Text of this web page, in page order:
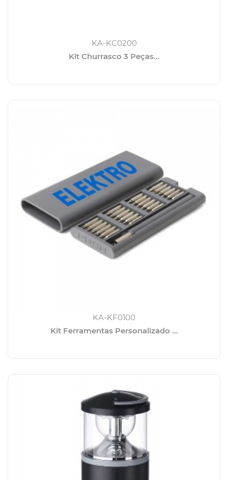
KA-KC0200
Kit Churrasco 3 Peças...
KA-KF0100
Kit Ferramentas Personalizado ...